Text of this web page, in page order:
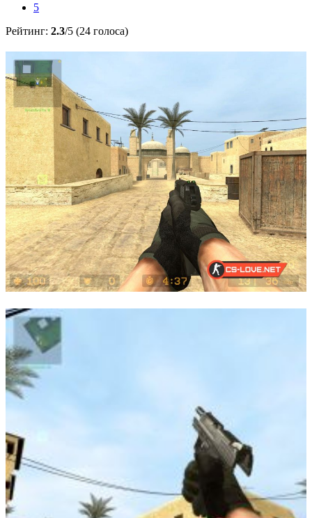
5
Рейтинг: 2.3/5 (24 голоса)